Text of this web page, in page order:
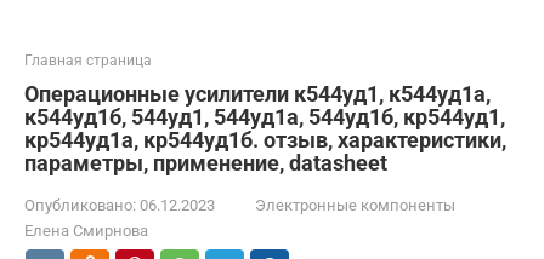
Главная страница
Операционные усилители к544уд1, к544уд1a,
к544уд1б, 544уд1, 544уд1a, 544уд1б, кр544уд1,
кр544уд1a, кр544уд1б. отзыв, характеристики,
параметры, применение, datasheet
Опубликовано: 06.12.2023
Электронные компоненты
Елена Смирнова